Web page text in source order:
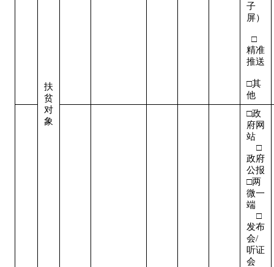
扶
贫
对
象
子
屏）
□
精准
推送
□其
他
□政
府网
站
□
政府
公报
□两
微一
端
□
发布
会/
听证
会